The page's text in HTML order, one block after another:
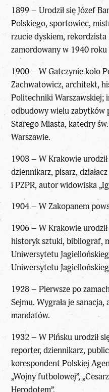
1899 – Urodził się Józef
Polskiego, sportowiec,
rzucie dyskiem,
zamordowany w 1940
1900 – W Gatczynie koło
Zachwatowicz, architekt,
Politechniki Warszawskiej;
odbudowy wielu zabytków
Starego Miasta, katedry
Warszawie.
1903 – W Krakowie
dziennikarz, pisarz,
i PZPR, autor widowiska
1904 – W Zakopanem
1906 – W Krakowie
historyk sztuki, bibliograf,
Uniwersytetu
Uniwersytetu
1928 – Pierwsze po
Sejmu. Wygrała je sanacja,
mandatów.
1932 – W Pińsku urodził
reporter, dziennikarz,
korespondent Polskiej
„Wojny futbolowej”,
Herodotem”.